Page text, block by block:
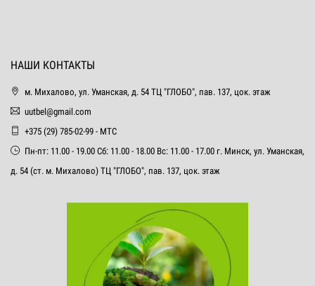
НАШИ КОНТАКТЫ
м. Михалово, ул. Уманская, д. 54 ТЦ "ГЛОБО", пав. 137, цок. этаж
uutbel@gmail.com
+375 (29) 785-02-99 - МТС
Пн-пт: 11.00 - 19.00 Сб: 11.00 - 18.00 Вс: 11.00 - 17.00 г. Минск, ул. Уманская,
д. 54 (ст. м. Михалово) ТЦ "ГЛОБО", пав. 137, цок. этаж